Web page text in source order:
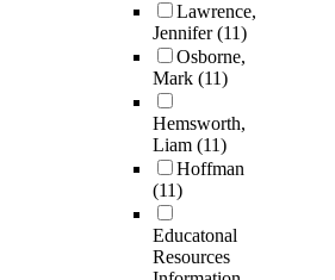
Lawrence,
Jennifer(11)
Osborne,
Mark (11)
Hemsworth,
Liam (11)
Hoffman
(11)
Educatonal
Resources